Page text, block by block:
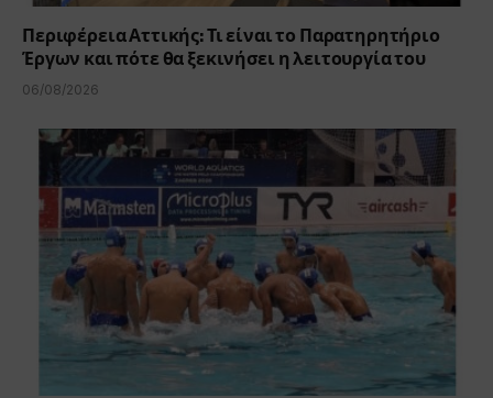
Περιφέρεια Αττικής: Τι είναι το Παρατηρητήριο
Έργων και πότε θα ξεκινήσει η λειτουργία του
06/08/2026